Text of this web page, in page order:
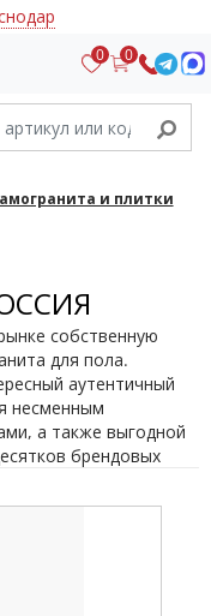
0 0
и плитки
собственную
для пола.
аутентичный
несменным
а также выгодной
брендовых